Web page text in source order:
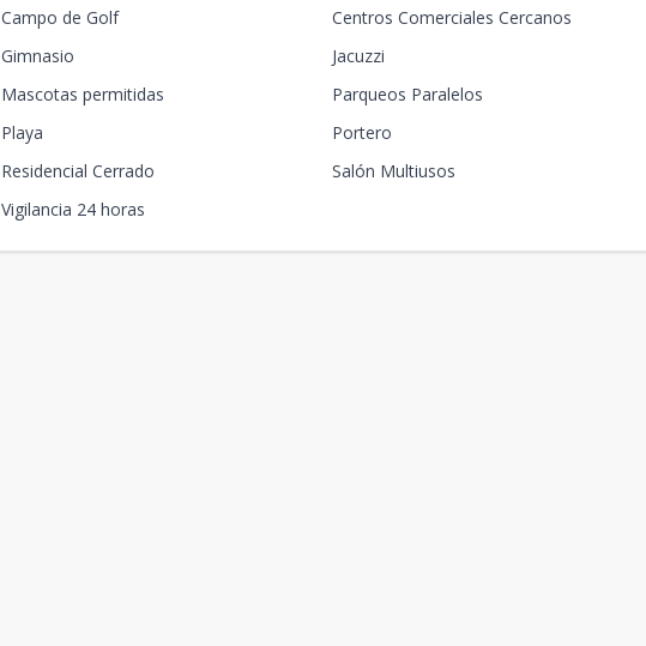
Campo de Golf
Centros Comerciales Cercanos
Gimnasio
Jacuzzi
Mascotas permitidas
Parqueos Paralelos
Playa
Portero
Residencial Cerrado
Salón Multiusos
Vigilancia 24 horas